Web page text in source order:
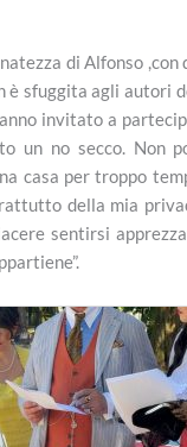
di Alfonso
è sfuggita agli autori
invitato a
un no secco. Non
casa per troppo
della mia
sentirsi